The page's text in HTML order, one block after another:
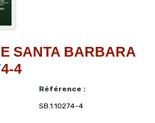
SANTA BARBARA
4
Référence :
SB.1.10274-4